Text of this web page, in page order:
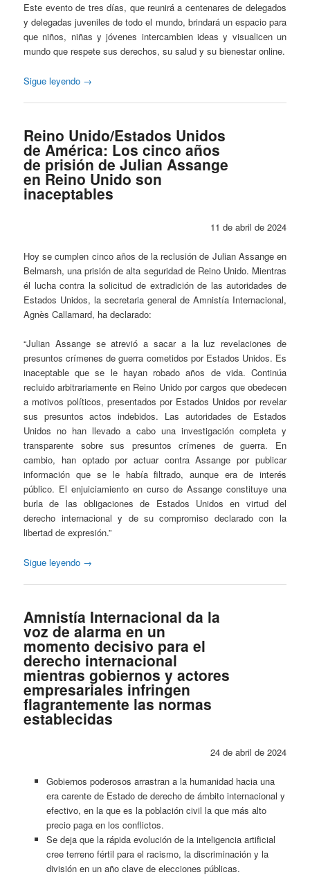
Este evento de tres días, que reunirá a centenares de delegados
y delegadas juveniles de todo el mundo, brindará un espacio para
que niños, niñas y jóvenes intercambien ideas y visualicen un
mundo que respete sus derechos, su salud y su bienestar online.
Sigue leyendo →
Reino Unido/Estados Unidos
de América: Los cinco años
de prisión de Julian Assange
en Reino Unido son
inaceptables
11 de abril de 2024
Hoy se cumplen cinco años de la reclusión de Julian Assange en
Belmarsh, una prisión de alta seguridad de Reino Unido. Mientras
él lucha contra la solicitud de extradición de las autoridades de
Estados Unidos, la secretaria general de Amnistía Internacional,
Agnès Callamard, ha declarado:
“Julian Assange se atrevió a sacar a la luz revelaciones de
presuntos crímenes de guerra cometidos por Estados Unidos. Es
inaceptable que se le hayan robado años de vida. Continúa
recluido arbitrariamente en Reino Unido por cargos que obedecen
a motivos políticos, presentados por Estados Unidos por revelar
sus presuntos actos indebidos. Las autoridades de Estados
Unidos no han llevado a cabo una investigación completa y
transparente sobre sus presuntos crímenes de guerra. En
cambio, han optado por actuar contra Assange por publicar
información que se le había filtrado, aunque era de interés
público. El enjuiciamiento en curso de Assange constituye una
burla de las obligaciones de Estados Unidos en virtud del
derecho internacional y de su compromiso declarado con la
libertad de expresión.”
Sigue leyendo →
Amnistía Internacional da la
voz de alarma en un
momento decisivo para el
derecho internacional
mientras gobiernos y actores
empresariales infringen
flagrantemente las normas
establecidas
24 de abril de 2024
Gobiernos poderosos arrastran a la humanidad hacia una
era carente de Estado de derecho de ámbito internacional y
efectivo, en la que es la población civil la que más alto
precio paga en los conflictos.
Se deja que la rápida evolución de la inteligencia artificial
cree terreno fértil para el racismo, la discriminación y la
división en un año clave de elecciones públicas.